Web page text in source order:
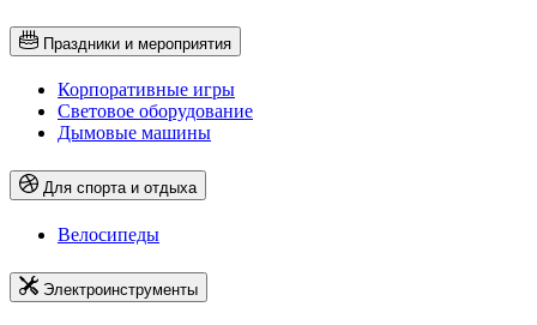
Праздники и мероприятия
Корпоративные игры
Световое оборудование
Дымовые машины
Для спорта и отдыха
Велосипеды
Электроинструменты